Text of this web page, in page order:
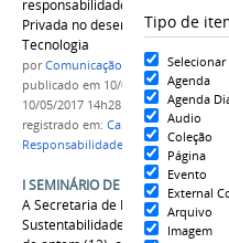
Tipo de
Agenda
Agenda
Audio
Coleção
Página
Evento
External
Arquivo
Imagem
responsabilidade social e Parceria
Privada no desenvolvimento da
Tecnologia
porComunicação cmzl
publicado em 10/05/2017—última
10/05/2017 14h28
registrado em: Campus Manaus
Responsabilidade Social Seminário
I SEMINÁRIO DE PECUÁRIA DE
A Secretaria de Estado de
Sustentabilidade (SEPROR)